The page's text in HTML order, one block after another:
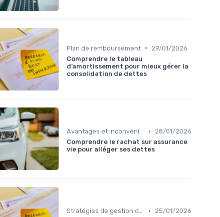
Plan de remboursement •
29/01/2026
Comprendre le tableau
d’amortissement pour mieux gérer la
consolidation de dettes
Avantages et inconvénients •
28/01/2026
Comprendre le rachat sur assurance
vie pour alléger ses dettes
Stratégies de gestion de dette •
25/01/2026